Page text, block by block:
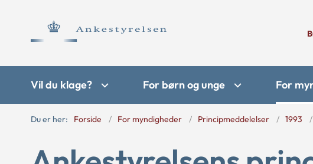
Vil du klage? For børn og unge For
Du er her: Forside For myndigheder Principmeddelelser 1993